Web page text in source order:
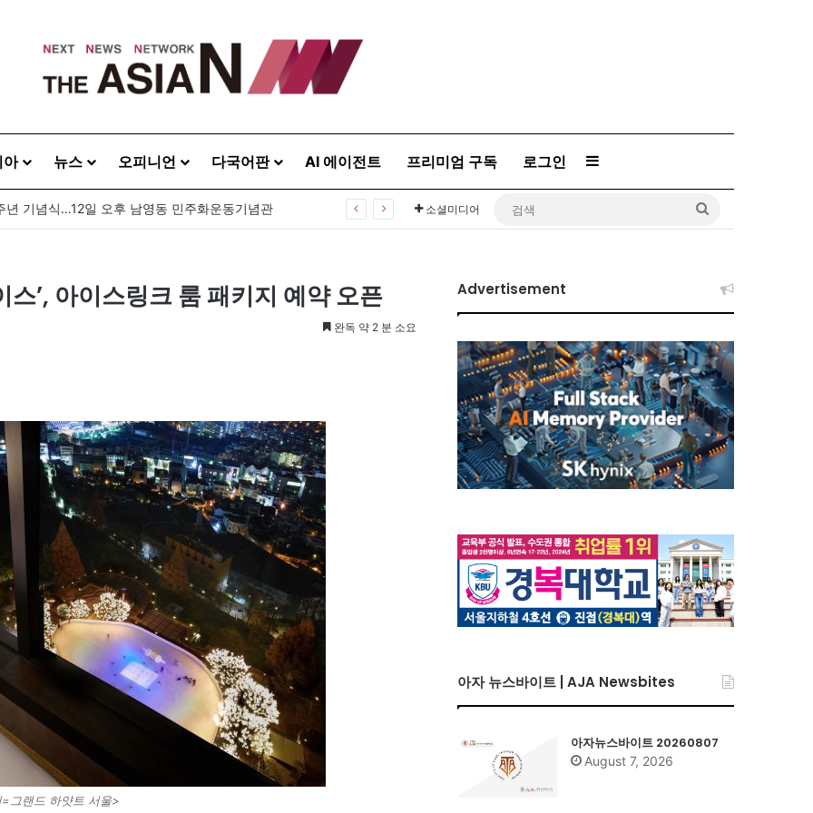
아 뉴스 오피니언 다국어판 AI 에이전트 프리미엄 구독 로그인 Sidebar
년 기념식…12일 오후 남영동 민주화운동기념관 소셜미디어
’, 아이스링크 룸 패키지 예약 오픈
완독 약 2 분 소요
그랜드 하얏트 서울>
Advertisement
아자 뉴스바이트 | AJA Newsbites
아자뉴스바이트 20260807
August 7, 2026